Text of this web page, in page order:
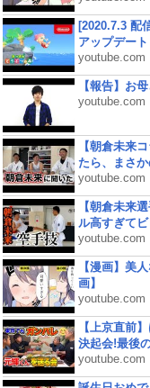
[2020.7.3 配
アップデート
youtube.com
【報告】お
youtube.com
【朝倉未来
たら、まさ
youtube.com
【朝倉未来
ル高すぎて
youtube.com
【漫画】美
画】
youtube.com
【上京直前
決起会!最後
youtube.com